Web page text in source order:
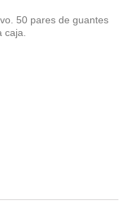
50 pares de guantes
caja.